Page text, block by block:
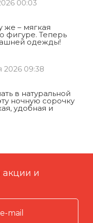
00:03
же – мягкая
фигуре. Теперь
одежды!
2026 09:38
в натуральной
ночную сорочку
удобная и
акции и